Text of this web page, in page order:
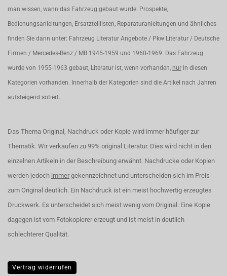
man wissen, wann das Fahrzeug gebaut wurde. Prospekte,
Bedienungsanleitungen, Ersatzteillisten, Reparaturanleitungen und ähnliches
finden Sie dann unter: Fahrzeug Literatur Angebote / Pkw Literatur / Deutsche
Firmen / Mercedes-Benz / MB 1945-1959 und 1960-1969. Das Fahrzeug
wurde von 1955-1963 gebaut, Literatur ist, wenn vorhanden, nur in diesen
Kategorien vorhanden. Innerhalb der Kategorien sind die Artikel nach Jahren
aufsteigend sotiert.
Das Thema Original, Nachdruck oder Kopie wird immer häufiger zur
Thematik. Wir verkaufen zu 99% original Literatur. Dies wird nicht in den
einzelnen Artikeln in der Beschreibung erwähnt. Nachdrucke oder Kopien
werden jedoch immer gekennzeichnet und unterscheiden sich im Preis
zum Original deutlich. Ein Nachdruck ist ein meist hochwertig erzeugtes
Druckwerk. Es unterscheidet sich meist wenig vom Original. Eine Kopie
dagegen ist vom Fotokopierer erzeugt und ist meist in deutlich
schlechterer Qualität.
Vertrag widerrufen